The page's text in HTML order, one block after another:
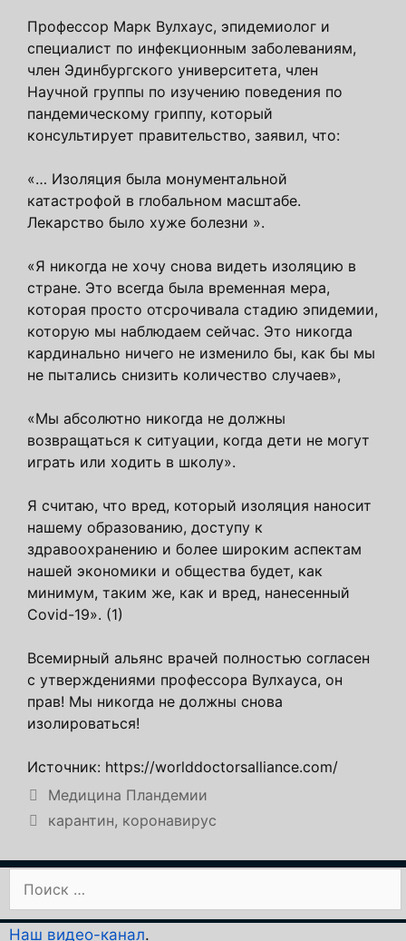
Профессор Марк Вулхаус, эпидемиолог и
специалист по инфекционным заболеваниям,
член Эдинбургского университета, член
Научной группы по изучению поведения по
пандемическому гриппу, который
консультирует правительство, заявил, что:
«… Изоляция была монументальной
катастрофой в глобальном масштабе.
Лекарство было хуже болезни ».
«Я никогда не хочу снова видеть изоляцию в
стране. Это всегда была временная мера,
которая просто отсрочивала стадию эпидемии,
которую мы наблюдаем сейчас. Это никогда
кардинально ничего не изменило бы, как бы мы
не пытались снизить количество случаев»,
«Мы абсолютно никогда не должны
возвращаться к ситуации, когда дети не могут
играть или ходить в школу».
Я считаю, что вред, который изоляция наносит
нашему образованию, доступу к
здравоохранению и более широким аспектам
нашей экономики и общества будет, как
минимум, таким же, как и вред, нанесенный
Covid-19». (1)
Всемирный альянс врачей полностью согласен
с утверждениями профессора Вулхауса, он
прав! Мы никогда не должны снова
изолироваться!
Источник: https://worlddoctorsalliance.com/
Рубрики
Медицина Пландемии
Метки
карантин, коронавирус
Наш видео-канал.